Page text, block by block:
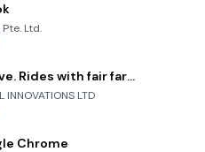
Pte. Ltd.
inDrive. Rides with fair fares
INNOVATIONS LTD
Chrome